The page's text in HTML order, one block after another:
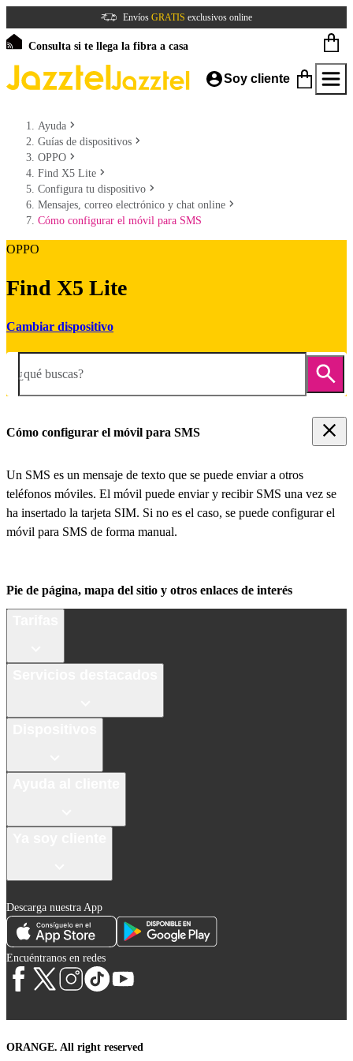
Envíos GRATIS exclusivos online
Consulta si te llega la fibra a casa
Soy cliente
Ayuda
Guías de dispositivos
OPPO
Find X5 Lite
Configura tu dispositivo
Mensajes, correo electrónico y chat online
Cómo configurar el móvil para SMS
OPPO
Find X5 Lite
Cambiar dispositivo
¿qué buscas?
Cómo configurar el móvil para SMS
Un SMS es un mensaje de texto que se puede enviar a otros
teléfonos móviles. El móvil puede enviar y recibir SMS una vez se
ha insertado la tarjeta SIM. Si no es el caso, se puede configurar el
móvil para SMS de forma manual.
Pie de página, mapa del sitio y otros enlaces de interés
Descarga nuestra App
Encuéntranos en redes
ORANGE. All right reserved